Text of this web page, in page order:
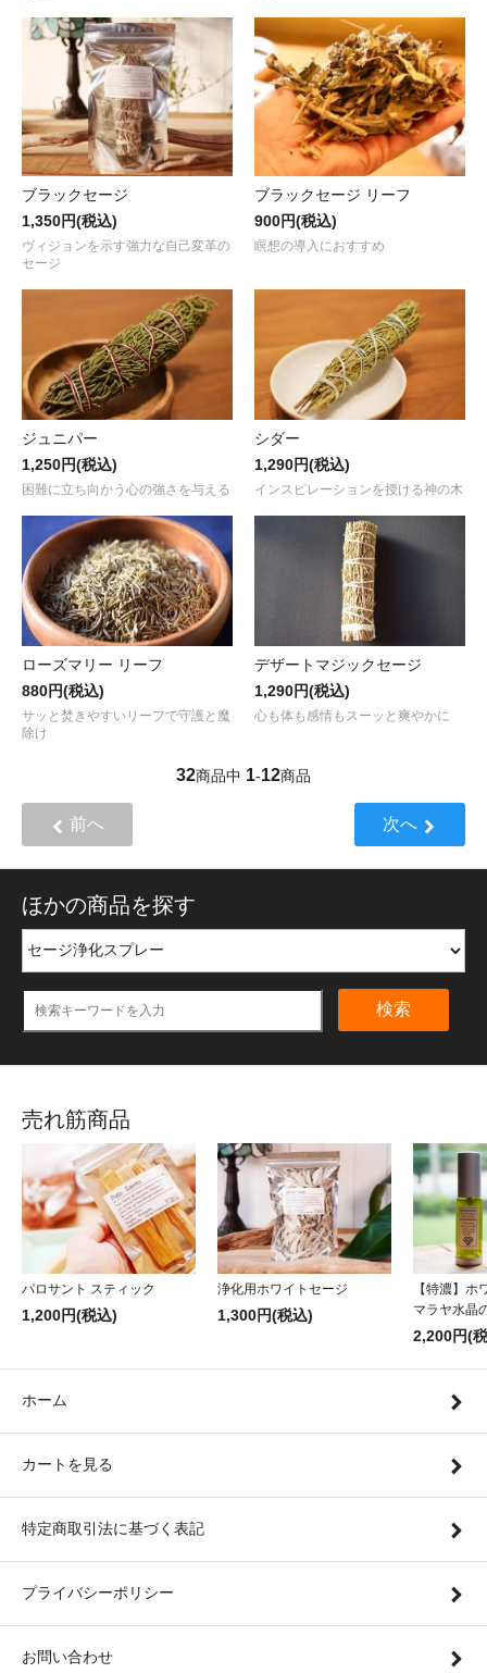
ブラックセージ
1,350円(税込)
ヴィジョンを示す強力な自己変革の
セージ
ブラックセージ リーフ
900円(税込)
瞑想の導入におすすめ
ジュニパー
1,250円(税込)
困難に立ち向かう心の強さを与える
シダー
1,290円(税込)
インスピレーションを授ける神の木
ローズマリー リーフ
880円(税込)
サッと焚きやすいリーフで守護と魔
除け
デザートマジックセージ
1,290円(税込)
心も体も感情もスーッと爽やかに
32商品中 1-12商品
前へ 次へ
ほかの商品を探す
検索
売れ筋商品
パロサント スティック
1,200円(税込)
浄化用ホワイトセージ
1,300円(税込)
【特濃】ホ
マラヤ水晶
2,200円(
ホーム
カートを見る
特定商取引法に基づく表記
プライバシーポリシー
お問い合わせ